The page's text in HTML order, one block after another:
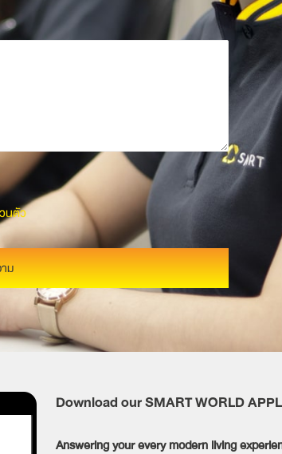
นตัว
ม
Download our SMART WORLD
Answering your every modern living